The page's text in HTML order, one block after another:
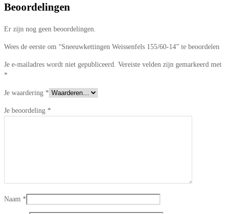
Beoordelingen
Er zijn nog geen beoordelingen.
Wees de eerste om “Sneeuwkettingen Weissenfels 155/60-14” te beoordelen
Je e-mailadres wordt niet gepubliceerd. Vereiste velden zijn gemarkeerd met
*
Je waardering *
Je beoordeling *
Naam *